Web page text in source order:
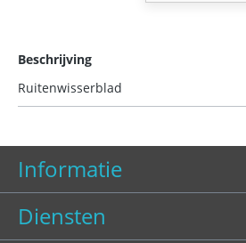
Beschrijving
Ruitenwisserblad
Informatie
Diensten